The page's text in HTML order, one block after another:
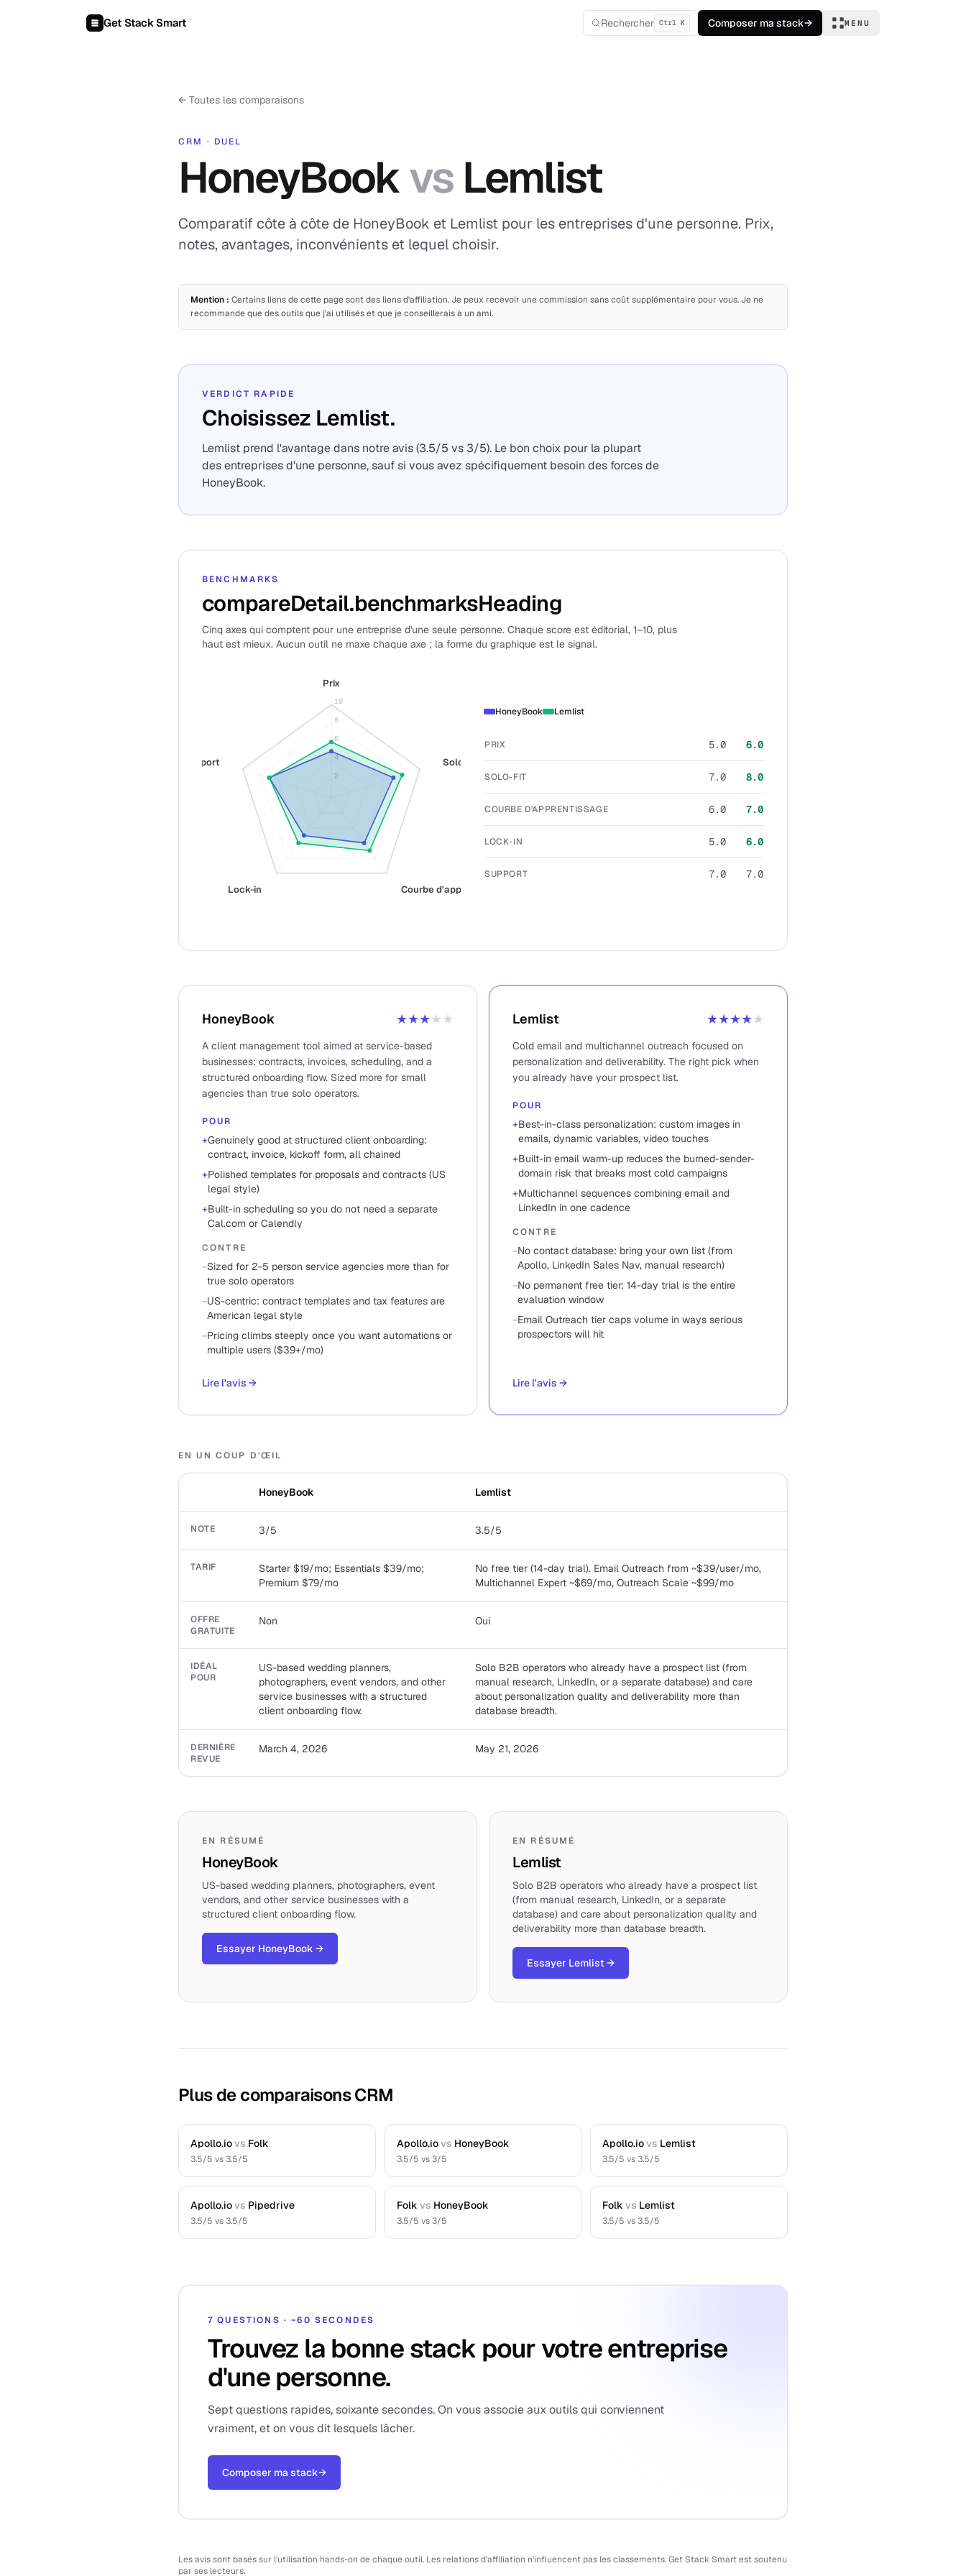
Get Stack Smart Rechercher Ctrl K Composer ma stack→ MENU
← Toutes les comparaisons
CRM · DUEL
HoneyBookvs Lemlist
Comparatif côte à côte de HoneyBook et Lemlist pour les entreprises d'une personne. Prix,
notes, avantages, inconvénients et lequel choisir.
Mention : Certains liens de cette page sont des liens d'affiliation. Je peux recevoir une commission sans coût supplémentaire pour vous. Je ne
recommande que des outils que j'ai utilisés et que je conseillerais à un ami.
VERDICT RAPIDE
Choisissez Lemlist.
Lemlist prend l'avantage dans notre avis (3.5/5 vs 3/5). Le bon choix pour la plupart
des entreprises d'une personne, sauf si vous avez spécifiquement besoin des forces de
HoneyBook.
BENCHMARKS
compareDetail.benchmarksHeading
Cinq axes qui comptent pour une entreprise d'une seule personne. Chaque score est éditorial, 1–10, plus
haut est mieux. Aucun outil ne maxe chaque axe ; la forme du graphique est le signal.
2
4
6
8
10
Prix
Solo-fit
Courbe d'apprentissage
Lock-in
Support
HoneyBook Lemlist
PRIX 5.0 6.0
SOLO-FIT 7.0 8.0
COURBE D'APPRENTISSAGE 6.0 7.0
LOCK-IN 5.0 6.0
SUPPORT 7.0 7.0
HoneyBook ★★★★★
A client management tool aimed at service-based
businesses: contracts, invoices, scheduling, and a
structured onboarding flow. Sized more for small
agencies than true solo operators.
POUR
+Genuinely good at structured client onboarding:
contract, invoice, kickoff form, all chained
+Polished templates for proposals and contracts (US
legal style)
+Built-in scheduling so you do not need a separate
Cal.com or Calendly
CONTRE
−Sized for 2-5 person service agencies more than for
true solo operators
−US-centric: contract templates and tax features are
American legal style
−Pricing climbs steeply once you want automations or
multiple users ($39+/mo)
Lire l'avis →
Lemlist ★★★★★
Cold email and multichannel outreach focused on
personalization and deliverability. The right pick when
you already have your prospect list.
POUR
+Best-in-class personalization: custom images in
emails, dynamic variables, video touches
+Built-in email warm-up reduces the burned-sender-
domain risk that breaks most cold campaigns
+Multichannel sequences combining email and
LinkedIn in one cadence
CONTRE
−No contact database: bring your own list (from
Apollo, LinkedIn Sales Nav, manual research)
−No permanent free tier; 14-day trial is the entire
evaluation window
−Email Outreach tier caps volume in ways serious
prospectors will hit
Lire l'avis →
EN UN COUP D'ŒIL
HoneyBook Lemlist
NOTE 3/5 3.5/5
TARIF
Starter $19/mo; Essentials $39/mo;
Premium $79/mo
No free tier (14-day trial). Email Outreach from ~$39/user/mo,
Multichannel Expert ~$69/mo, Outreach Scale ~$99/mo
OFFRE
GRATUITE
Non Oui
IDÉAL
POUR
US-based wedding planners,
photographers, event vendors, and other
service businesses with a structured
client onboarding flow.
Solo B2B operators who already have a prospect list (from
manual research, LinkedIn, or a separate database) and care
about personalization quality and deliverability more than
database breadth.
DERNIÈRE
REVUE
March 4, 2026 May 21, 2026
EN RÉSUMÉ
HoneyBook
US-based wedding planners, photographers, event
vendors, and other service businesses with a
structured client onboarding flow.
Essayer HoneyBook →
EN RÉSUMÉ
Lemlist
Solo B2B operators who already have a prospect list
(from manual research, LinkedIn, or a separate
database) and care about personalization quality and
deliverability more than database breadth.
Essayer Lemlist→
Plus de comparaisons CRM
Apollo.iovs Folk
3.5/5 vs3.5/5
Apollo.iovs HoneyBook
3.5/5 vs3/5
Apollo.iovs Lemlist
3.5/5 vs3.5/5
Apollo.iovs Pipedrive
3.5/5 vs3.5/5
Folk vs HoneyBook
3.5/5 vs3/5
Folk vs Lemlist
3.5/5 vs3.5/5
7 QUESTIONS · ~60 SECONDES
Trouvez la bonne stack pour votre entreprise
d'une personne.
Sept questions rapides, soixante secondes. On vous associe aux outils qui conviennent
vraiment, et on vous dit lesquels lâcher.
Composer ma stack→
Les avis sont basés sur l'utilisation hands-on de chaque outil. Les relations d'affiliation n'influencent pas les classements. Get Stack Smart est soutenu
par ses lecteurs.